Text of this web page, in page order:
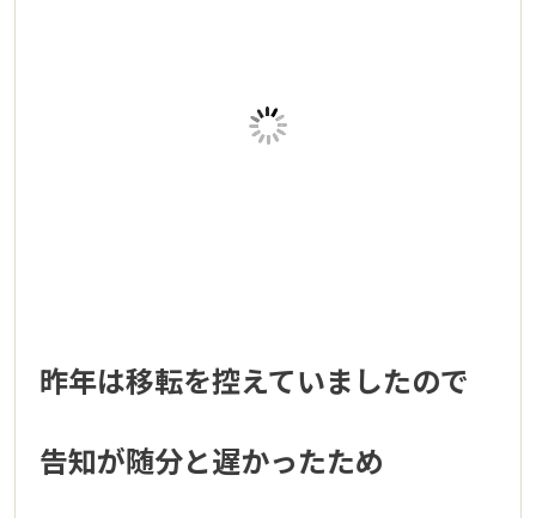
昨年は移転を控えていましたので
告知が随分と遅かったため